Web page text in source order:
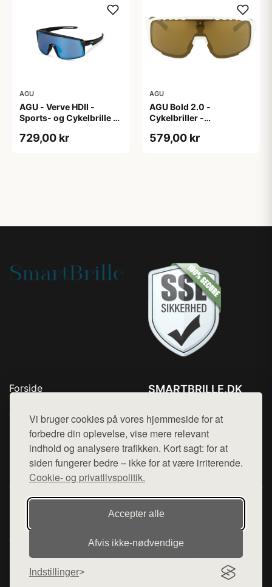
Vi bruger cookies på vores hjemmeside for at
forbedre din oplevelse, vise mere relevant
indhold og analysere trafikken. Kort sagt: for at
siden fungerer bedre – ikke for at være irriterende.
Cookie- og privatlivspolitik.
Accepter alle
Afvis ikke‑nødvendige
Indstillinger
AGU
AGU - Verve HDII -
Sports- og Cykelbrille -
Sort/Gul
729,00 kr
AGU
AGU Bold 2.0 -
Cykelbriller -
579,00 kr
Forside
Top Rabatter
Blog
Kontakt
SMARTBRILLE.DK
Mail: hej@want.dk
Cookie- og privatlivspolitik
Denne side er en del af want.dk, der udgiver en række
hjemmesider med præsentation af forskellige produkter fra
diverse webshops. Der sælges ikke varer fra denne side - vi
varerne på lager.